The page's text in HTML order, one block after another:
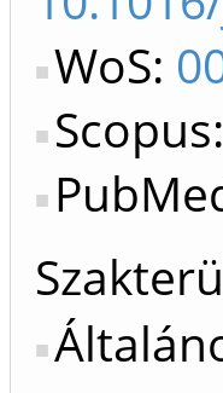
WoS:
Scopus: